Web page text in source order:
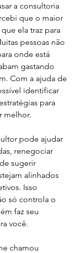
a consultoria
que o maior
ela traz para
pessoas não
onde está
gastando
Com a ajuda de
identificar
para
melhor.
pode ajudar
renegociar
sugerir
alinhados
Isso
só controla o
faz seu
você.
chamou